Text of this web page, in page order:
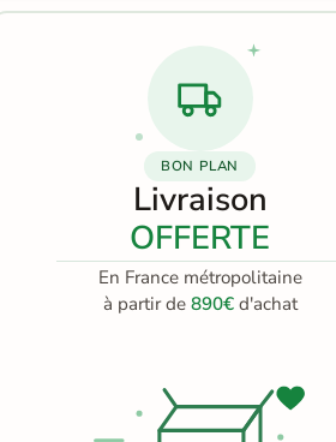
BON PLAN
Livraison
OFFERTE
En France métropolitaine
à partir de 890€d'achat